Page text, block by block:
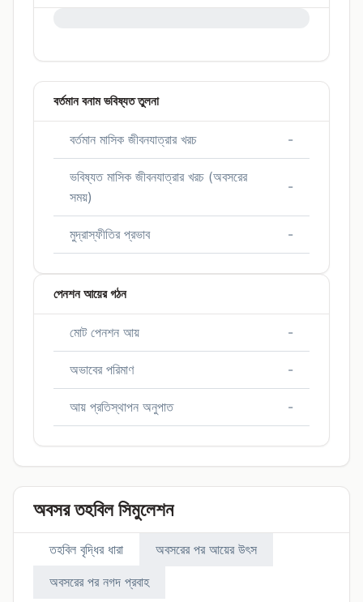
বর্তমান বনাম ভবিষ্যত তুলনা
বর্তমান মাসিক জীবনযাত্রার খরচ -
ভবিষ্যত মাসিক জীবনযাত্রার খরচ (অবসরের
সময়)
-
মুদ্রাস্ফীতির প্রভাব -
পেনশন আয়ের গঠন
মোট পেনশন আয় -
অভাবের পরিমাণ -
আয় প্রতিস্থাপন অনুপাত -
অবসর তহবিল সিমুলেশন
তহবিল বৃদ্ধির ধারা
অবসরের পর আয়ের উৎস
অবসরের পর নগদ প্রবাহ